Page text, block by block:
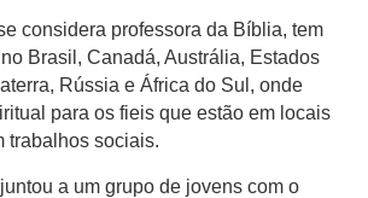
considera professora da Bíblia, tem
Brasil, Canadá, Austrália, Estados
Rússia e África do Sul, onde
para os fieis que estão em locais
trabalhos sociais.
a um grupo de jovens com o